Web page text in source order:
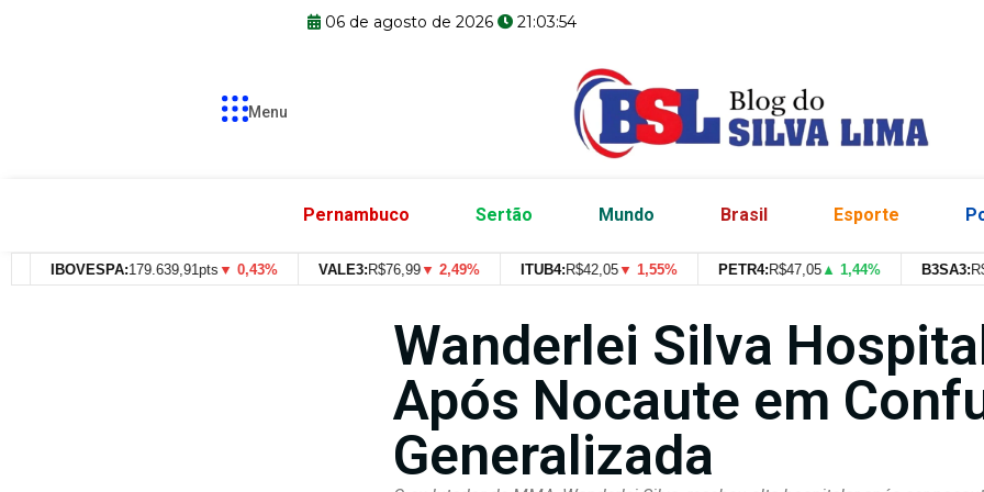
06 de agosto de 2026 21:03:55
Menu
Pernambuco Sertão Mundo Brasil Esporte
IBOVESPA:179.639,91pts▼ 0,43% VALE3:R$76,99▼ 2,49% ITUB4:R$42,05▼ 1,55% PETR4:R$47,05▲ 1,44% B3SA3:R$----
Wanderlei Silva
Após Nocaute em
Generalizada